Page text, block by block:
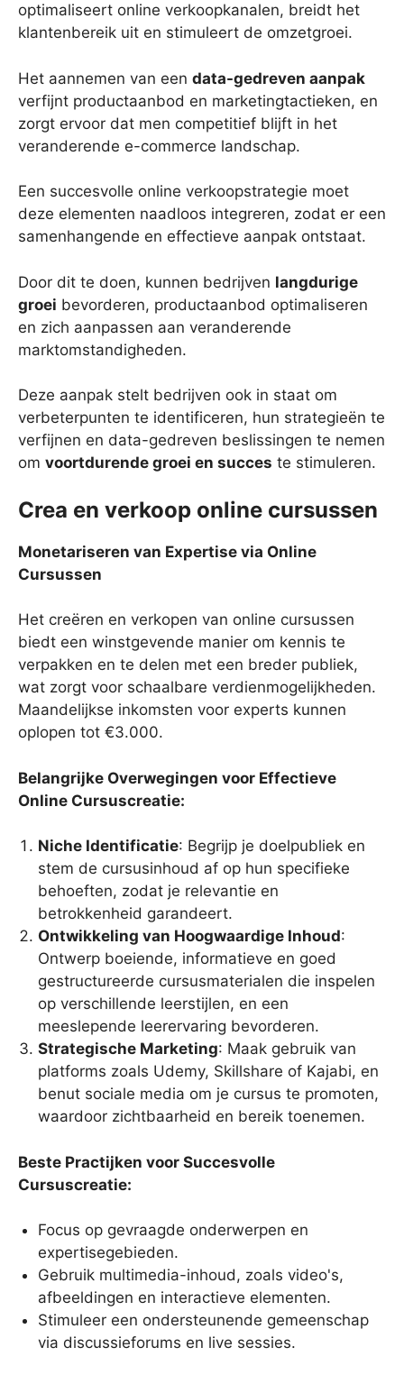
optimaliseert online verkoopkanalen, breidt het
klantenbereik uit en stimuleert de omzetgroei.
Het aannemen van een data-gedreven aanpak
verfijnt productaanbod en marketingtactieken, en
zorgt ervoor dat men competitief blijft in het
veranderende e-commerce landschap.
Een succesvolle online verkoopstrategie moet
deze elementen naadloos integreren, zodat er een
samenhangende en effectieve aanpak ontstaat.
Door dit te doen, kunnen bedrijven langdurige
groei bevorderen, productaanbod optimaliseren
en zich aanpassen aan veranderende
marktomstandigheden.
Deze aanpak stelt bedrijven ook in staat om
verbeterpunten te identificeren, hun strategieën te
verfijnen en data-gedreven beslissingen te nemen
om voortdurende groei en succes te stimuleren.
Crea en verkoop online cursussen
Monetariseren van Expertise via Online
Cursussen
Het creëren en verkopen van online cursussen
biedt een winstgevende manier om kennis te
verpakken en te delen met een breder publiek,
wat zorgt voor schaalbare verdienmogelijkheden.
Maandelijkse inkomsten voor experts kunnen
oplopen tot €3.000.
Belangrijke Overwegingen voor Effectieve
Online Cursuscreatie:
Niche Identificatie: Begrijp je doelpubliek en
stem de cursusinhoud af op hun specifieke
behoeften, zodat je relevantie en
betrokkenheid garandeert.
Ontwikkeling van Hoogwaardige Inhoud:
Ontwerp boeiende, informatieve en goed
gestructureerde cursusmaterialen die inspelen
op verschillende leerstijlen, en een
meeslepende leerervaring bevorderen.
Strategische Marketing: Maak gebruik van
platforms zoals Udemy, Skillshare of Kajabi, en
benut sociale media om je cursus te promoten,
waardoor zichtbaarheid en bereik toenemen.
Beste Practijken voor Succesvolle
Cursuscreatie:
Focus op gevraagde onderwerpen en
expertisegebieden.
Gebruik multimedia-inhoud, zoals video's,
afbeeldingen en interactieve elementen.
Stimuleer een ondersteunende gemeenschap
via discussieforums en live sessies.